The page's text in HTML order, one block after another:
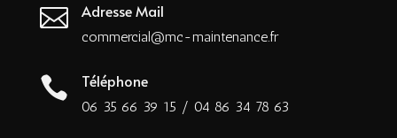
 Adresse Mail
commercial@mc-maintenance.fr
 Téléphone
06 35 66 39 15 / 04 86 34 78 63